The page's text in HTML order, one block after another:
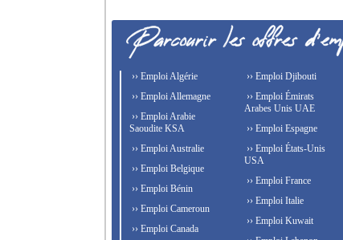
›› Emploi Algérie
›› Emploi Allemagne
›› Emploi Arabie
Saoudite KSA
›› Emploi Australie
›› Emploi Belgique
›› Emploi Bénin
›› Emploi Cameroun
›› Emploi Canada
›› Emploi Djibouti
›› Emploi Émirats
Arabes Unis UAE
›› Emploi Espagne
›› Emploi États-Unis
USA
›› Emploi France
›› Emploi Italie
›› Emploi Kuwait